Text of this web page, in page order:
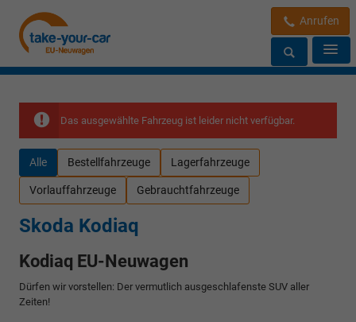
Anrufen
Das ausgewählte Fahrzeug ist leider nicht verfügbar.
Alle Bestellfahrzeuge Lagerfahrzeuge
Vorlauffahrzeuge Gebrauchtfahrzeuge
Skoda Kodiaq
Kodiaq EU-Neuwagen
Dürfen wir vorstellen: Der vermutlich ausgeschlafenste SUV aller
Zeiten!